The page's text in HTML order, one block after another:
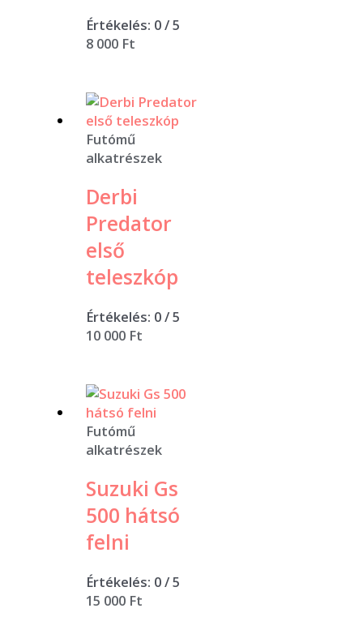
Értékelés: 0/ 5
8 000 Ft
Futómű
alkatrészek
Derbi
Predator
első
teleszkóp
Értékelés: 0/ 5
10 000 Ft
Futómű
alkatrészek
Suzuki Gs
500 hátsó
felni
Értékelés: 0/ 5
15 000 Ft